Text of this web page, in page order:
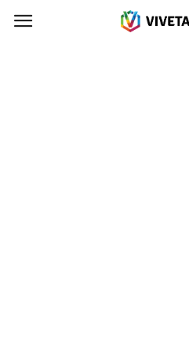
Vivetargi.pl